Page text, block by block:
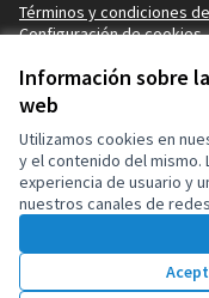
Información sobre
web
Utilizamos cookies en
y el contenido del
experiencia de usuario y
nuestros canales de
Términos y condiciones
Configuración de cookies
(Enlace externo)
(Enlace externo)
(Enlace externo)
Castellano
Choose language
(Enlace externo)